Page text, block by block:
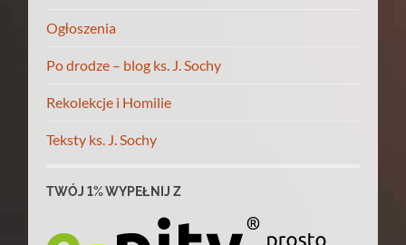
Ogłoszenia
Po drodze – blog ks. J. Sochy
Rekolekcje i Homilie
Teksty ks. J. Sochy
TWÓJ 1% WYPEŁNIJ Z